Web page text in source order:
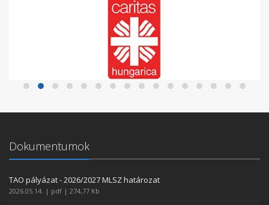
Dokumentumok
TAO pályázat - 2026/2027 MLSZ határozat
2026.05.14. | pdf | 274,77 Kb